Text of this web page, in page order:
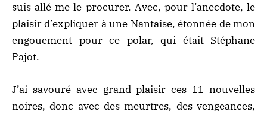
suis allé me le procurer. Avec, pour l’anecdote, le
plaisir d’expliquer à une Nantaise, étonnée de mon
engouement pour ce polar, qui était Stéphane
Pajot.
J’ai savouré avec grand plaisir ces 11 nouvelles
noires, donc avec des meurtres, des vengeances,